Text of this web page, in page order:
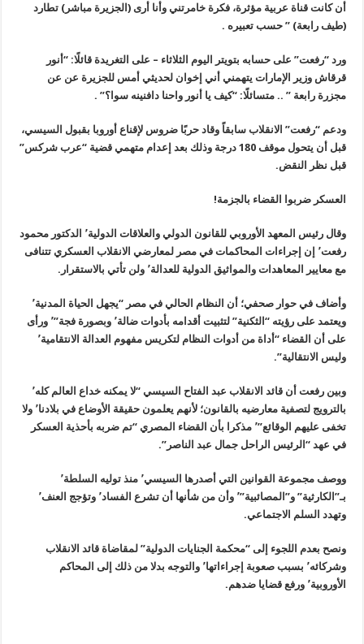
أن كانت قناة عربية مؤثرة، فكرة خامرتني وأنا أرى (الجزيرة مباشر) تطارد
(طيف رابعة) ” حسب تعبيره .
ورد “رفعت” على حسابه بتويتر اليوم الثلاثاء – على التغريدة قائلًا: “أنور
قرقاش وزير الإمارات يتهمني أني إخوان لحديثي أمس للجزيرة عن عن
مجزرة رابعة ” .. متسائلًا: “كيف يا أنور واحنا دافنينه سوا؟” .
ودعم “رفعت” الانقلاب سابقاً وقاد حربًا ضروس لإقناع أوروبا بقبول السيسي،
قبل أن يتحول موقف 180 درجة وذلك بعد إعدام متهمي قضية “عرب شركس”
قبل نظر النقض.
العسكر ضربوا القضاء بالجزمة!
وقال رئيس المعهد الأوروبي للقانون الدولي والعلاقات الدولية٬ الدكتور محمود
رفعت٬ إن إجراءات المحاكمات في مصر لمعارضي الانقلاب العسكري تتنافى
مع معايير المعاهدات والمواثيق الدولية للعدالة٬ ولن تأتي بالاستقرار.
وأضاف في حوار صحفي؛ أن النظام الحالي في مصر “يجهل الحياة المدنية٬
ويعتمد على رؤيته “الثكنية” لتثبيت أقدامه بأدوات ضالة٬ وبصورة فجة”٬ ورأى
على أن القضاء “أداة من أدوات النظام لتكريس مفهوم العدالة الانتقامية٬
وليس الانتقالية”.
وبين رفعت أن قائد الانقلاب عبد الفتاح السيسي “لا يمكنه خداع العالم كله٬
بالترويج لتصفية معارضيه بالقانون؛ لأنهم يعلمون حقيقة الأوضاع في بلادنا٬ ولا
تخفى عليهم الوقائع”٬ مذكرا بأن القضاء المصري “تم ضربه بأحذية العسكر
في عهد “الرئيس الراحل جمال عبد الناصر”.
ووصف مجموعة القوانين التي أصدرها السيسي٬ منذ توليه السلطة٬
بـ”الكارثية” و”المصائبية”٬ وأن من شأنها أن تشرع الفساد٬ وتؤجج العنف٬
وتهدد السلم الاجتماعي.
ونصح بعدم اللجوء إلى “محكمة الجنايات الدولية” لمقاضاة قائد الانقلاب
وشركائه٬ بسبب صعوبة إجراءاتها٬ والتوجه بدلا من ذلك إلى المحاكم
الأوروبية٬ ورفع قضايا ضدهم.